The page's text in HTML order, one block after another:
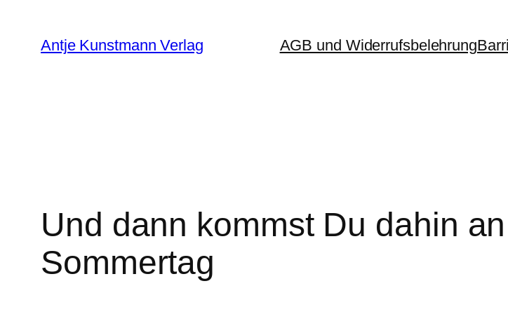
springen
Antje Kunstmann Verlag AGB und Widerrufsbelehrung
Und dann kommst Du dahin
Sommertag